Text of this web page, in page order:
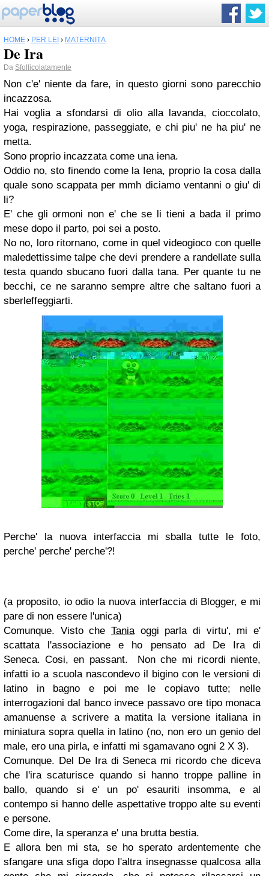
HOME › PER LEI › MATERNITÀ
De Ira
Da Sfollicolatamente
Non c'e' niente da fare, in questo giorni sono parecchio
incazzosa.
Hai voglia a sfondarsi di olio alla lavanda, cioccolato,
yoga, respirazione, passeggiate, e chi piu' ne ha piu' ne
metta.
Sono proprio incazzata come una iena.
Oddio no, sto finendo come la Iena, proprio la cosa dalla
quale sono scappata per mmh diciamo ventanni o giu' di
li?
E' che gli ormoni non e' che se li tieni a bada il primo
mese dopo il parto, poi sei a posto.
No no, loro ritornano, come in quel videogioco con quelle
maledettissime talpe che devi prendere a randellate sulla
testa quando sbucano fuori dalla tana. Per quante tu ne
becchi, ce ne saranno sempre altre che saltano fuori a
sberleffeggiarti.
Perche' la nuova interfaccia mi sballa tutte le foto,
perche' perche' perche'?!
(a proposito, io odio la nuova interfaccia di Blogger, e mi
pare di non essere l'unica)
Comunque. Visto che Taniaoggi parla di virtu', mi e'
scattata l'associazione e ho pensato ad De Ira di
Seneca. Cosi, en passant. Non che mi ricordi niente,
infatti io a scuola nascondevo il bigino con le versioni di
latino in bagno e poi me le copiavo tutte; nelle
interrogazioni dal banco invece passavo ore tipo monaca
amanuense a scrivere a matita la versione italiana in
miniatura sopra quella in latino (no, non ero un genio del
male, ero una pirla, e infatti mi sgamavano ogni 2 X 3).
Comunque. Del De Ira di Seneca mi ricordo che diceva
che l'ira scaturisce quando si hanno troppe palline in
ballo, quando si e' un po' esauriti insomma, e al
contempo si hanno delle aspettative troppo alte su eventi
e persone.
Come dire, la speranza e' una brutta bestia.
E allora ben mi sta, se ho sperato ardentemente che
sfangare una sfiga dopo l'altra insegnasse qualcosa alla